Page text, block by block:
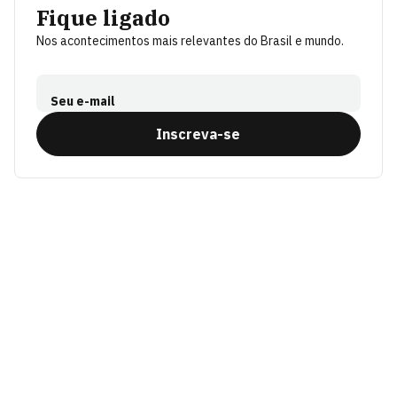
Fique ligado
Nos acontecimentos mais relevantes do Brasil e mundo.
Seu e-mail
Inscreva-se